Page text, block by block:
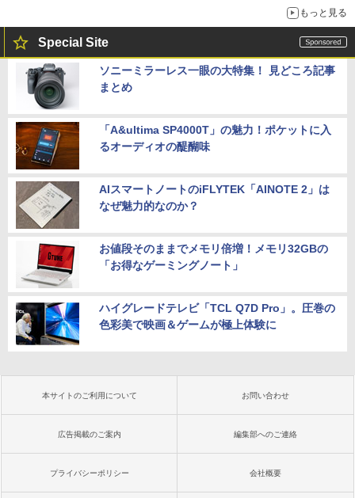
もっと見る
Special Site
ソニーミラーレス一眼の大特集！ 見どころ記事
まとめ
「A&ultima SP4000T」の魅力！ポケットに入
るオーディオの醍醐味
AIスマートノートのiFLYTEK「AINOTE 2」は
なぜ魅力的なのか？
お値段そのままでメモリ倍増！メモリ32GBの
「お得なゲーミングノート」
ハイグレードテレビ「TCL Q7D Pro」。圧巻の
色彩美で映画＆ゲームが極上体験に
本サイトのご利用について お問い合わせ
広告掲載のご案内 編集部へのご連絡
プライバシーポリシー 会社概要